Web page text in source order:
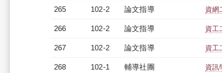
265 102-2 論文指導 資網
266 102-2 論文指導 資工
267 102-2 論文指導 資工
268 102-1 輔導社團 資訊